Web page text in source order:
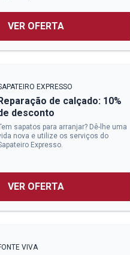
VER OFERTA
EXPRESSO
de calçado: 10%
desconto
sapatos para arranjar? Dê-lhe uma
nova e utilize os serviços do
Expresso.
VER OFERTA
VIVA